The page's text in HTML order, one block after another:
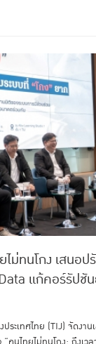
ม่ทนโกง เสนอป
แก้คอร์รัปชั
ระเทศไทย (TIJ) จัดงา